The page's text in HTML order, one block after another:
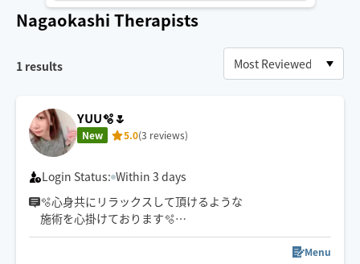
Nagaokashi Therapists
1 results
YUU🫧🌷
New 5.0(3 reviews)
Login Status: Within 3 days
🫧心身共にリラックスして頂けるような
施術を心掛けてお️ります🫧
暖かい手と意外と力強い施術が
Menu